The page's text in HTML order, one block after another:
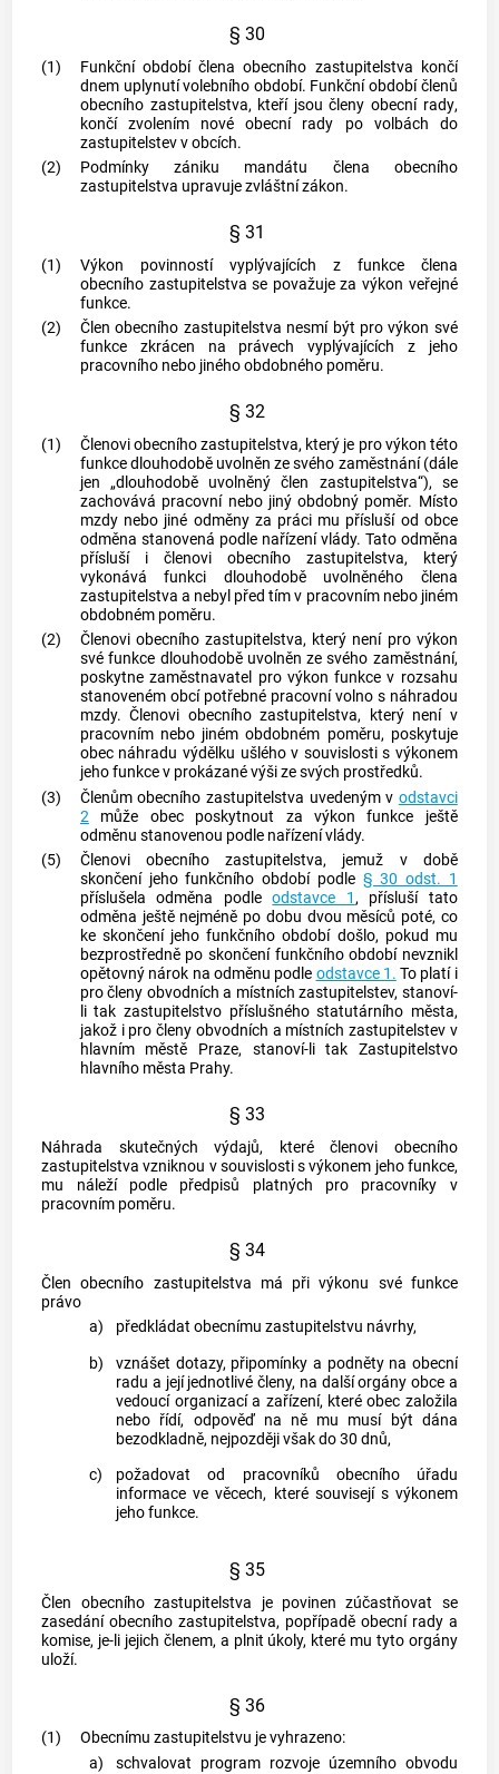
§ 30
(1)
Funkční období člena obecního zastupitelstva končí
dnem uplynutí volebního období. Funkční období členů
obecního zastupitelstva, kteří jsou členyobecní rady,
končí zvolením novéobecní rady po volbách do
zastupitelstev vobcích.
(2)
Podmínky zániku mandátu člena obecního
zastupitelstva upravuje zvláštní zákon.
§ 31
(1)
Výkon povinností vyplývajících z funkce člena
obecního zastupitelstva se považuje za výkon veřejné
funkce.
(2)
Člen obecního zastupitelstva nesmí být pro výkon své
funkce zkrácen na právech vyplývajících z jeho
pracovního nebo jiného obdobného poměru.
§ 32
(1)
Členovi obecního zastupitelstva, který je pro výkon této
funkce dlouhodobě uvolněn ze svého zaměstnání (dále
jen „dlouhodobě uvolněný člen zastupitelstva“), se
zachovává pracovní nebo jiný obdobný poměr. Místo
mzdy nebo jiné odměny za práci mu přísluší od obce
odměna stanovená podle nařízení vlády. Tato odměna
přísluší i členovi obecního zastupitelstva, který
vykonává funkci dlouhodobě uvolněného člena
zastupitelstva a nebyl před tím v pracovním nebo jiném
obdobném poměru.
(2)
Členovi obecního zastupitelstva, který není pro výkon
své funkce dlouhodobě uvolněn ze svého zaměstnání,
poskytne zaměstnavatel pro výkon funkce v rozsahu
stanoveném obcípotřebné pracovní volno s náhradou
mzdy. Členovi obecního zastupitelstva, který není v
pracovním nebo jiném obdobném poměru, poskytuje
obecnáhradu výdělku ušlého v souvislosti s výkonem
jeho funkce v prokázané výši ze svých prostředků.
(3)
Členům obecního zastupitelstva uvedeným v odstavci
2může obecposkytnout za výkon funkce ještě
odměnu stanovenou podle nařízení vlády.
(5)
Členovi obecního zastupitelstva, jemuž v době
skončení jeho funkčního období podle § 30 odst. 1
příslušela odměna podleodstavce 1, přísluší tato
odměna ještě nejméně po dobu dvou měsíců poté, co
ke skončení jeho funkčního období došlo, pokud mu
bezprostředně po skončení funkčního období nevznikl
opětovný nárok na odměnu podle odstavce 1. To platí i
pro členy obvodních a místních zastupitelstev, stanoví-
li tak zastupitelstvo příslušného statutárního města,
jakož i pro členy obvodních a místních zastupitelstev v
hlavním městě Praze, stanoví-li tak Zastupitelstvo
hlavního města Prahy.
§ 33
Náhrada skutečných výdajů, které členovi obecního
zastupitelstva vzniknou v souvislosti s výkonem jeho funkce,
mu náleží podle předpisů platných pro pracovníky v
pracovním poměru.
§ 34
Člen obecního zastupitelstva má při výkonu své funkce
právo
a)
předkládat obecnímu zastupitelstvu návrhy,
b)
vznášet dotazy, připomínky a podněty na obecní
radu a její jednotlivé členy, na další orgányobce a
vedoucí organizací a zařízení, kteréobec založila
nebo řídí, odpověď na ně mu musí být dána
bezodkladně, nejpozději však do 30 dnů,
c)
požadovat od pracovníků obecního úřadu
informace ve věcech, které souvisejí s výkonem
jeho funkce.
§ 35
Člen obecního zastupitelstva je povinen zúčastňovat se
zasedání obecního zastupitelstva, popřípadě obecní radya
komise, je-li jejich členem, a plnit úkoly, které mu tyto orgány
uloží.
§ 36
(1)
Obecnímu zastupitelstvu je vyhrazeno:
a)
schvalovat program rozvoje územního obvodu